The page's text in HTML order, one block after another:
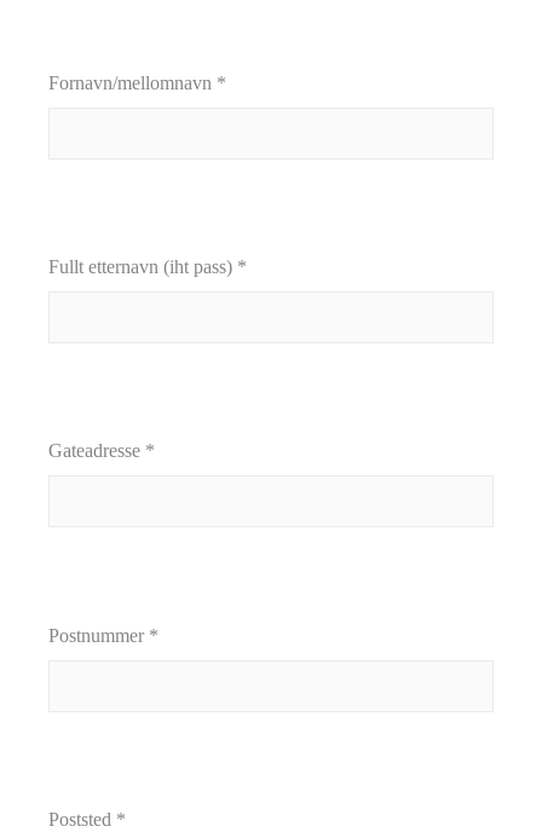
Fornavn/mellomnavn *
Fullt etternavn (iht pass) *
Gateadresse *
Postnummer *
Poststed *